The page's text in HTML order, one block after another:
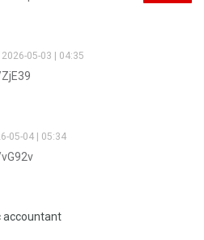
2026-05-03 | 04:35
05-04 | 05:34
accountant